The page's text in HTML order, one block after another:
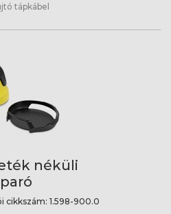
tápkábel
néküli
cikkszám: 1.598-900.0